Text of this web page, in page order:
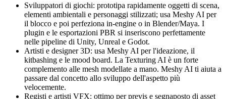
Sviluppatori di giochi: prototipa rapidamente oggetti di scena,
elementi ambientali e personaggi stilizzati; usa Meshy AI per
il blocco e poi perfeziona in-engine o in Blender/Maya. I
plugin e le esportazioni PBR si inseriscono perfettamente
nelle pipeline di Unity, Unreal e Godot.
Artisti e designer 3D: usa Meshy AI per l'ideazione, il
kitbashing e le mood board. La Texturing AI è un forte
complemento alle mesh modellate a mano. Meshy AI ti aiuta a
passare dal concetto allo sviluppo dell'aspetto più
velocemente.
Registi e artisti VFX: ottimo per previs e segnaposto di asset